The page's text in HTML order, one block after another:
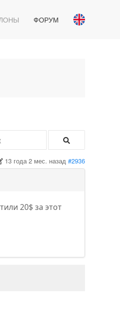
ФОРУМ
13 года 2 мес. назад #2936
20$ за этот